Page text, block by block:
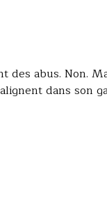
des abus. Non.
dans son